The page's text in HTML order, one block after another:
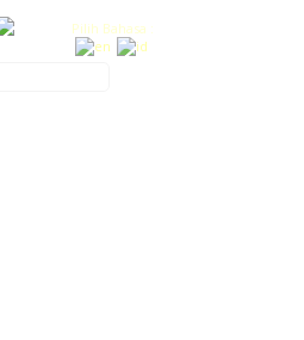
Pilih Bahasa :